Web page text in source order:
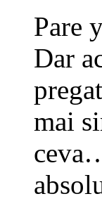
Pare
Dar
mai